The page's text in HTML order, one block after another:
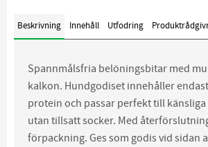
Beskrivning Innehåll Utfodring
Spannmålsfria belöningsbitar med
kalkon. Hundgodiset innehåller
protein och passar perfekt till
utan tillsatt socker. Med
förpackning. Ges som godis vid sidan